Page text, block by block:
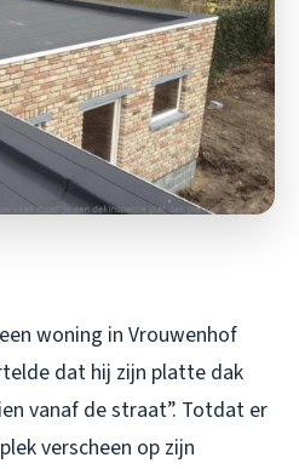
woning in Vrouwenhof
dat hij zijn platte dak
vanaf de straat”. Totdat er
verscheen op zijn